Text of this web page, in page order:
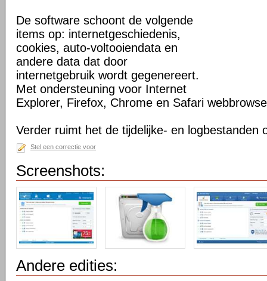
De software schoont de volgende
items op: internetgeschiedenis,
cookies, auto-voltooiendata en
andere data dat door
internetgebruik wordt gegenereert.
Met ondersteuning voor Internet
Explorer, Firefox, Chrome en Safari
Verder ruimt het de tijdelijke- en logbestanden
Stel een correctie voor
Screenshots:
Andere edities: